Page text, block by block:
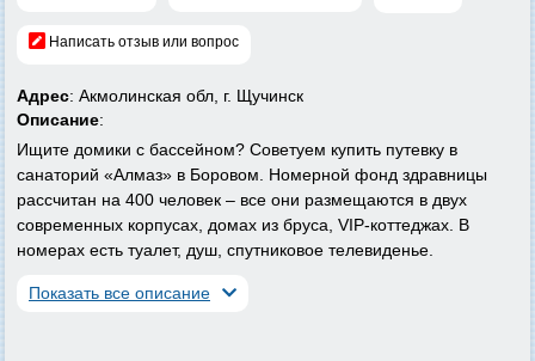
Написать отзыв или вопрос
Адрес: Акмолинская обл, г. Щучинск
Описание:
Ищите домики с бассейном? Советуем купить путевку в
санаторий «Алмаз» в Боровом. Номерной фонд здравницы
рассчитан на 400 человек – все они размещаются в двух
современных корпусах, домах из бруса, VIP-коттеджах. В
номерах есть туалет, душ, спутниковое телевиденье.
Показать все описание